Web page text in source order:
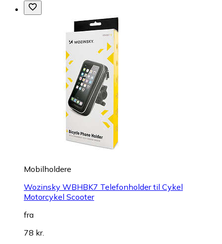
Mobilholdere
Wozinsky WBHBK7 Telefonholder til Cykel
Motorcykel Scooter
fra
78 kr.